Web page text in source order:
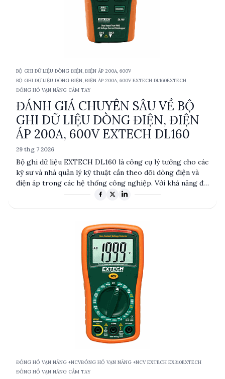
BỘ GHI DỮ LIỆU DÒNG ĐIỆN, ĐIỆN ÁP 200A, 600V
BỘ GHI DỮ LIỆU DÒNG ĐIỆN, ĐIỆN ÁP 200A, 600V EXTECH DL160EXTECH
ĐỒNG HỒ VẠN NĂNG CẦM TAY
ĐÁNH GIÁ CHUYÊN SÂU VỀ BỘ
GHI DỮ LIỆU DÒNG ĐIỆN, ĐIỆN
ÁP 200A, 600V EXTECH DL160
29 thg 7 2026
Bộ ghi dữ liệu EXTECH DL160 là công cụ lý tưởng cho các
kỹ sư và nhà quản lý kỹ thuật cần theo dõi dòng điện và
điện áp trong các hệ thống công nghiệp. Với khả năng đo
dòng điện AC từ 10 đến 200A và điện áp AC từ 10 đến
mạnh mẽ. Được sản xuất bởi Extech, một thương hiệu uy
tín từ Mỹ, DL160 là lựa chọn tin cậy cho các ứng dụng đo
lường chuyên nghiệp.
ĐỒNG HỒ VẠN NĂNG +NCVĐỒNG HỒ VẠN NĂNG +NCV EXTECH EX310EXTECH
ĐỒNG HỒ VẠN NĂNG CẦM TAY